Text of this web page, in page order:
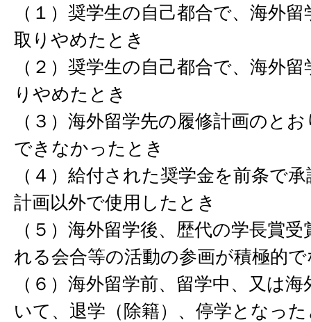
（１）奨学生の自己都合で、海外
取りやめたとき
（２）奨学生の自己都合で、海外
りやめたとき
（３）海外留学先の履修計画のと
できなかったとき
（４）給付された奨学金を前条で
計画以外で使用したとき
（５）海外留学後、歴代の学長賞
れる会合等の活動の参画が積極的
（６）海外留学前、留学中、又は
いて、退学（除籍）、停学となっ